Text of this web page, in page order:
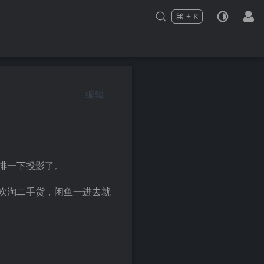
Press
⌘ +
and K
to search
编辑
下投影了。
淘二手货，闲鱼一进去就